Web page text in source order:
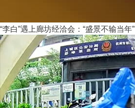
“李白”遇上廊坊经洽会：“盛景不输当年”